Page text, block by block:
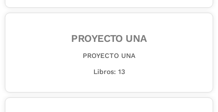
PROYECTO UNA
PROYECTO UNA
Libros: 13